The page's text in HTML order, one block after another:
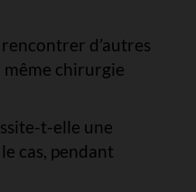
d’autres
même chirurgie
t-elle une
cas, pendant